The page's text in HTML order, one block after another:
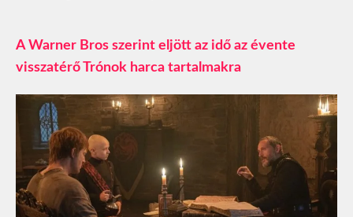
A Warner Bros szerint eljött az idő az évente
visszatérő Trónok harca tartalmakra